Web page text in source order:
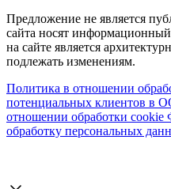
Предложение не является
сайта носят
на сайте является
подлежать изменениям.
Политика в отношении
потенциальных клиентов в
отношении обработки cookie
обработку персональных